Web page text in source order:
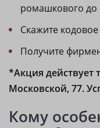
ромашкового
Скажите
Получите
*Акция действует
Московской, 77.
Кому